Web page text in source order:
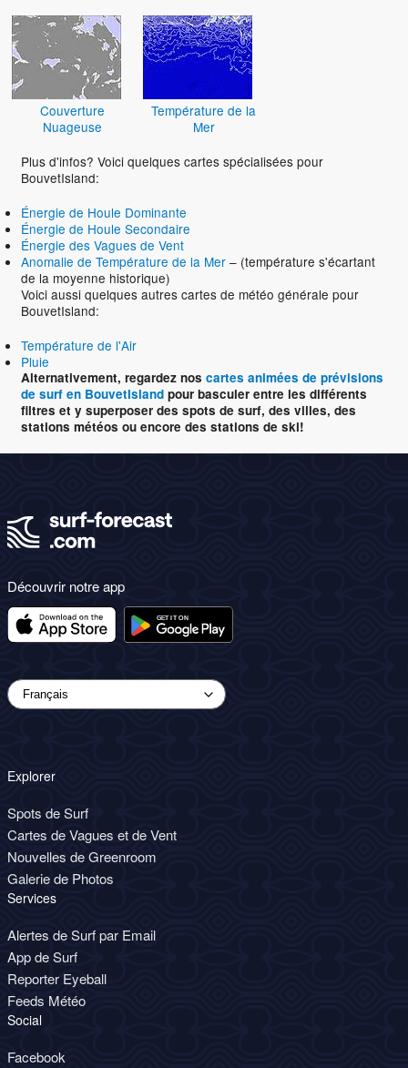
Couverture
Nuageuse
Température de la
Mer
Plus d'infos? Voici quelques cartes spécialisées pour
BouvetIsland:
Énergie de Houle Dominante
Énergie de Houle Secondaire
Énergie des Vagues de Vent
Anomalie de Température de la Mer – (température s'écartant
de la moyenne historique)
Voici aussi quelques autres cartes de météo générale pour
BouvetIsland:
Température de l'Air
Pluie
Alternativement, regardez nos cartes animées de prévisions
de surf en BouvetIsland pour basculer entre les différents
filtres et y superposer des spots de surf, des villes, des
stations météos ou encore des stations de ski!
Découvrir notre app
Explorer
Spots de Surf
Cartes de Vagues et de Vent
Nouvelles de Greenroom
Galerie de Photos
Services
Alertes de Surf par Email
App de Surf
Reporter Eyeball
Feeds Météo
Social
Facebook